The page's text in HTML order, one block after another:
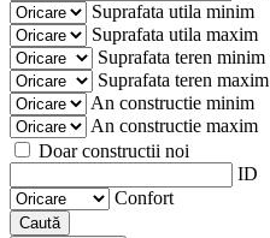
Suprafata utila minim
Suprafata utila maxim
Suprafata teren minim
Suprafata teren maxim
An constructie minim
An constructie maxim
Doar constructii noi
ID
Confort
Caută